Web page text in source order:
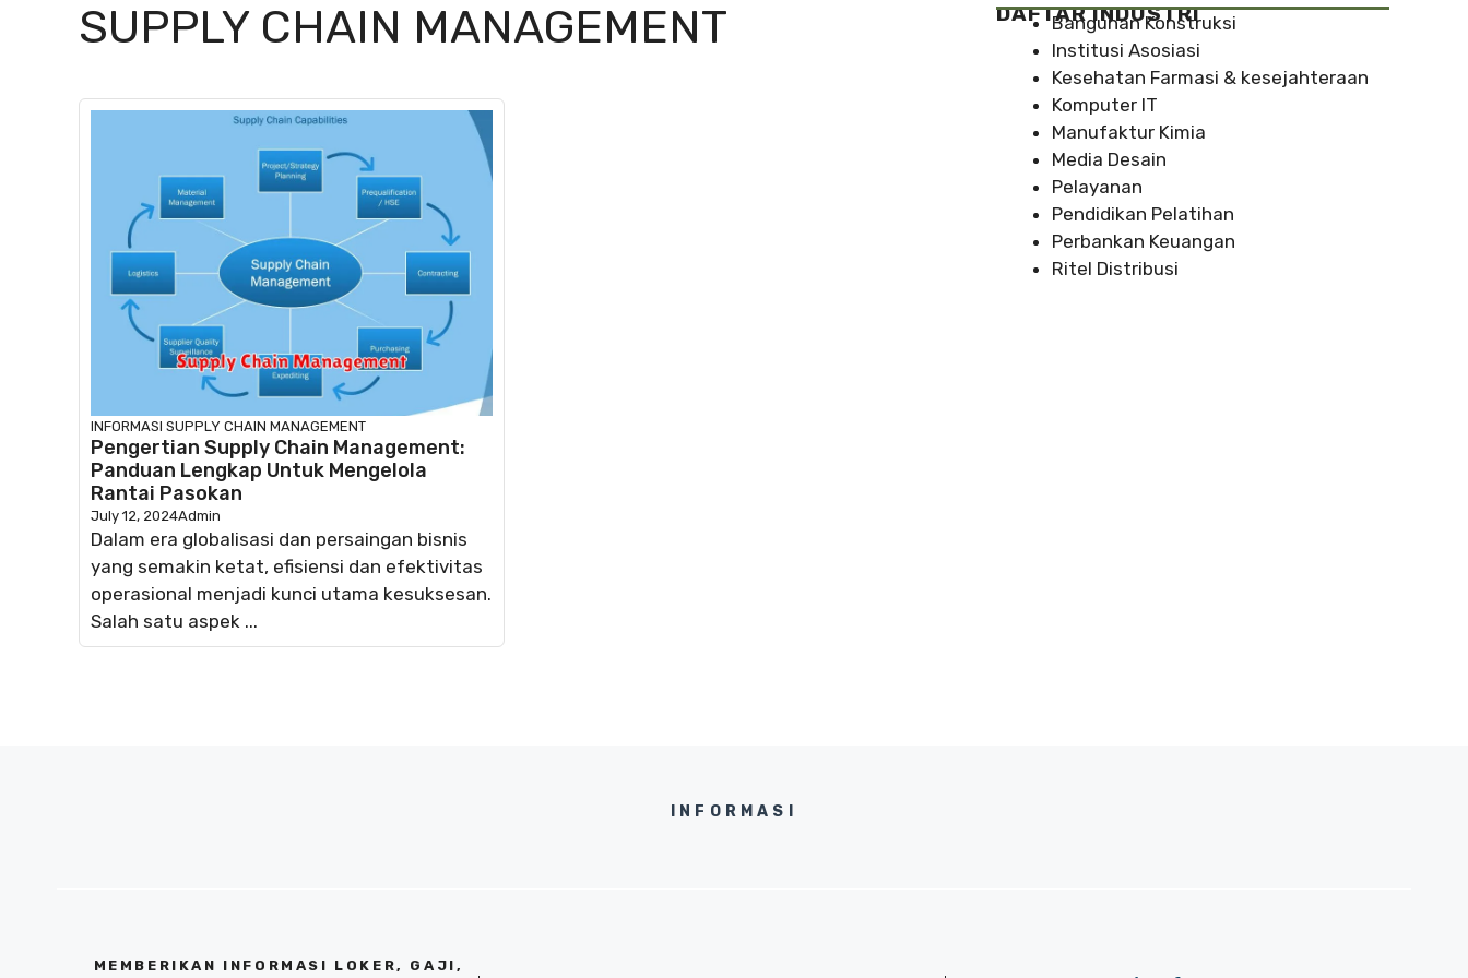
SUPPLY CHAIN MANAGEMENT
INFORMASI SUPPLY CHAIN MANAGEMENT
Pengertian Supply Chain Management:
Panduan Lengkap Untuk Mengelola
Rantai Pasokan
July 12, 2024Admin
Dalam era globalisasi dan persaingan bisnis
yang semakin ketat, efisiensi dan efektivitas
operasional menjadi kunci utama kesuksesan.
Salah satu aspek ...
DAFTAR INDUSTRI
Bangunan Konstruksi
Institusi Asosiasi
Kesehatan Farmasi & kesejahteraan
Komputer IT
Manufaktur Kimia
Media Desain
Pelayanan
Pendidikan Pelatihan
Perbankan Keuangan
Ritel Distribusi
INFORMASI
MEMBERIKAN INFORMASI LOKER, GAJI,